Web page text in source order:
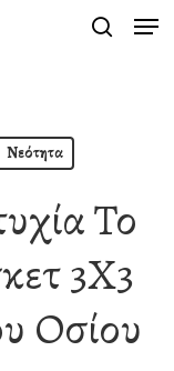
Νεότητα
Το
3Χ3
Οσίου